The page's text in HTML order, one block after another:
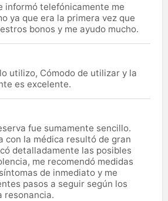
informó telefónicamente me
ya que era la primera vez que
bonos y me ayudo mucho.
utilizo, Cómodo de utilizar y la
es excelente.
fue sumamente sencillo.
con la médica resultó de gran
detalladamente las posibles
me recomendó medidas
de inmediato y me
pasos a seguir según los
resonancia.